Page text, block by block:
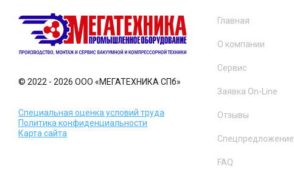
© 2022 - 2026 ООО «МЕГАТЕХНИКА СПб»
Специальная оценка условий труда
Политика конфиденциальности
Карта сайта
Главная
О компании
Сервис
Заявка On-Line
Отзывы
Спецпредложение
FAQ